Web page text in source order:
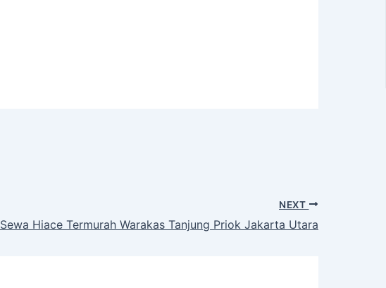
NEXT
Sewa Hiace Termurah Warakas Tanjung Priok Jakarta Utara